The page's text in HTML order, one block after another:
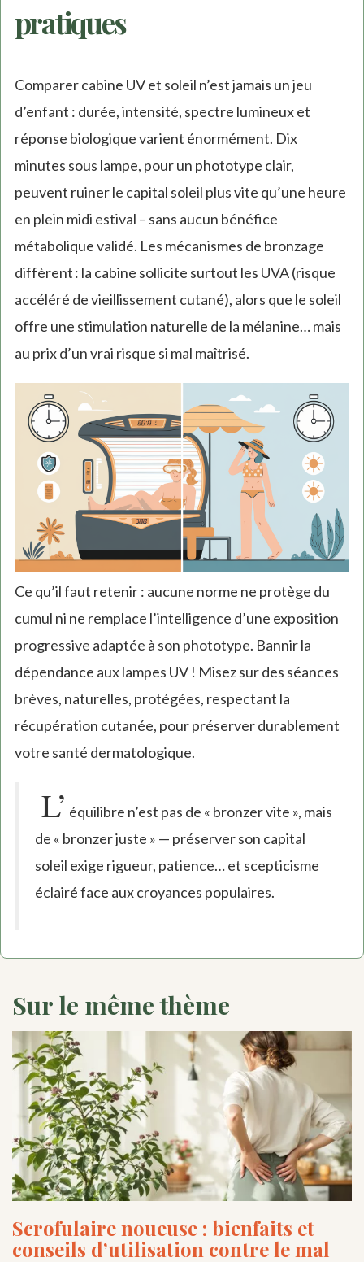
pratiques
Comparer cabine UV et soleil n’est jamais un jeu
d’enfant : durée, intensité, spectre lumineux et
réponse biologique varient énormément. Dix
minutes sous lampe, pour un phototype clair,
peuvent ruiner le capital soleil plus vite qu’une heure
en plein midi estival – sans aucun bénéfice
métabolique validé. Les mécanismes de bronzage
diffèrent : la cabine sollicite surtout les UVA (risque
accéléré de vieillissement cutané), alors que le soleil
offre une stimulation naturelle de la mélanine… mais
au prix d’un vrai risque si mal maîtrisé.
Ce qu’il faut retenir : aucune norme ne protège du
cumul ni ne remplace l’intelligence d’une exposition
progressive adaptée à son phototype. Bannir la
dépendance aux lampes UV ! Misez sur des séances
brèves, naturelles, protégées, respectant la
récupération cutanée, pour préserver durablement
votre santé dermatologique.
L’ équilibre n’est pas de « bronzer vite », mais
de « bronzer juste » — préserver son capital
soleil exige rigueur, patience… et scepticisme
éclairé face aux croyances populaires.
Sur le même thème
Scrofulaire noueuse : bienfaits et
conseils d’utilisation contre le mal